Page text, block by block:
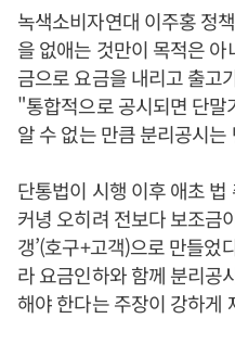
녹색소비자연대 이주홍 정
을 없애는 것만이 목적은
금으로 요금을 내리고 출고
"통합적으로 공시되면 단
알 수 없는 만큼 분리공시
단통법이 시행 이후 애초
커녕 오히려 전보다 보조금
갱’(호구+고객)으로 만들었
라 요금인하와 함께 분리공
해야 한다는 주장이 강하게